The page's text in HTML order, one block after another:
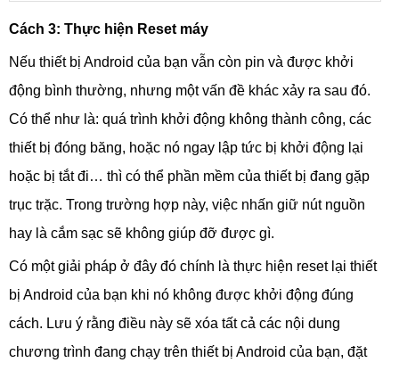
Cách 3: Thực hiện Reset máy
Nếu thiết bị Android của bạn vẫn còn pin và được khởi
động bình thường, nhưng một vấn đề khác xảy ra sau đó.
Có thể như là: quá trình khởi động không thành công, các
thiết bị đóng băng, hoặc nó ngay lập tức bị khởi động lại
hoặc bị tắt đi… thì có thể phần mềm của thiết bị đang gặp
trục trặc. Trong trường hợp này, việc nhấn giữ nút nguồn
hay là cắm sạc sẽ không giúp đỡ được gì.
Có một giải pháp ở đây đó chính là thực hiện reset lại thiết
bị Android của bạn khi nó không được khởi động đúng
cách. Lưu ý rằng điều này sẽ xóa tất cả các nội dung
chương trình đang chạy trên thiết bị Android của bạn, đặt